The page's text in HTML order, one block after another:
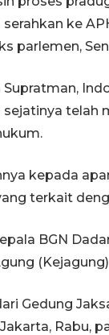
ke
parlemen,
sejatinya
kepada
terkait
BGN
Gedung
Rabu,